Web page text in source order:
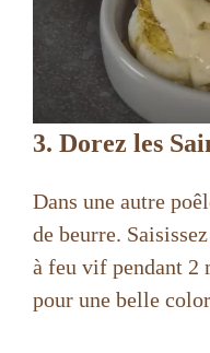
3. Dorez les
Dans une autre
de beurre.
à feu vif pendant 2
pour une belle